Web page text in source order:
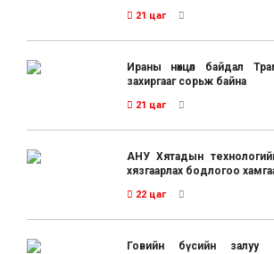
21 цаг
Ираны нөхцөл байдал
захиргааг сорьж байна
21 цаг
АНУ Хятадын
хязгаарлах бодлогоо
22 цаг
Говийн бүсийн залуу